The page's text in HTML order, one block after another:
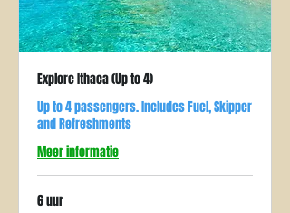
Explore Ithaca (Up to 4)
Up to 4 passengers. Includes Fuel, Skipper
and Refreshments
Meer informatie
6 uur